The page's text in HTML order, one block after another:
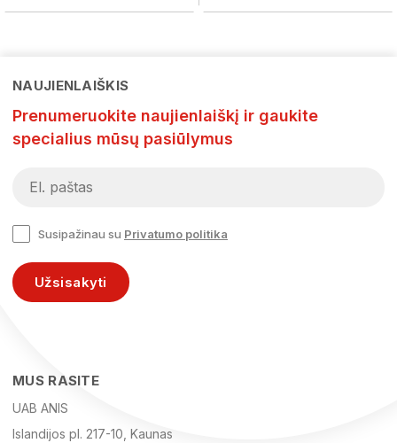
NAUJIENLAIŠKIS
Prenumeruokite naujienlaiškį ir gaukite
specialius mūsų pasiūlymus
Susipažinau su Privatumo politika
Užsisakyti
MUS RASITE
UAB ANIS
Islandijos pl. 217-10, Kaunas